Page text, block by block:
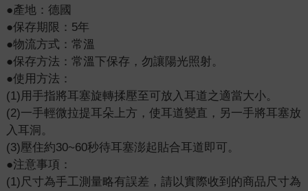
●產地：德國
●保存期限：5年
●物流方式：常溫
●保存方法：常溫下保存，勿讓陽光照射。
●使用方法：
(1)用手指將耳塞旋轉揉壓至可放入耳道之適當大小。
(2)一手輕微拉提耳朵上方，使耳道變直，另一手將耳塞放
入耳洞。
(3)壓住約30~60秒待耳塞澎起貼合耳道即可。
●注意事項：
(1)尺寸為手工測量略有誤差，請以實際收到的商品尺寸為